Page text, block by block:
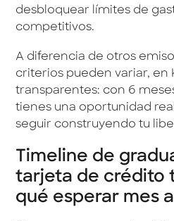
desbloquear límites de
competitivos.
A diferencia de otros
criterios pueden variar, en
transparentes: con 6
tienes una oportunidad
seguir construyendo tu
Timeline de
tarjeta de crédito
qué esperar mes